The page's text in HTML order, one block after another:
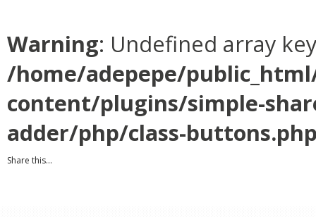
Warning: Undefined array
/home/adepepe/
content/plugins/simple-
adder/php/class-
Share this...